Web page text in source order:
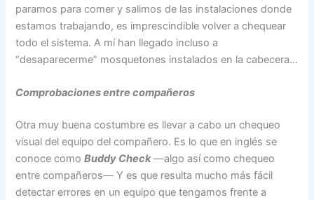
paramos para comer y salimos de las instalaciones donde
estamos trabajando, es imprescindible volver a chequear
todo el sistema. A mí han llegado incluso a
“desaparecerme” mosquetones instalados en la cabecera…
Comprobaciones entre compañeros
Otra muy buena costumbre es llevar a cabo un chequeo
visual del equipo del compañero. Es lo que en inglés se
conoce comoBuddy Check—algo así como chequeo
entre compañeros— Y es que resulta mucho más fácil
detectar errores en un equipo que tengamos frente a